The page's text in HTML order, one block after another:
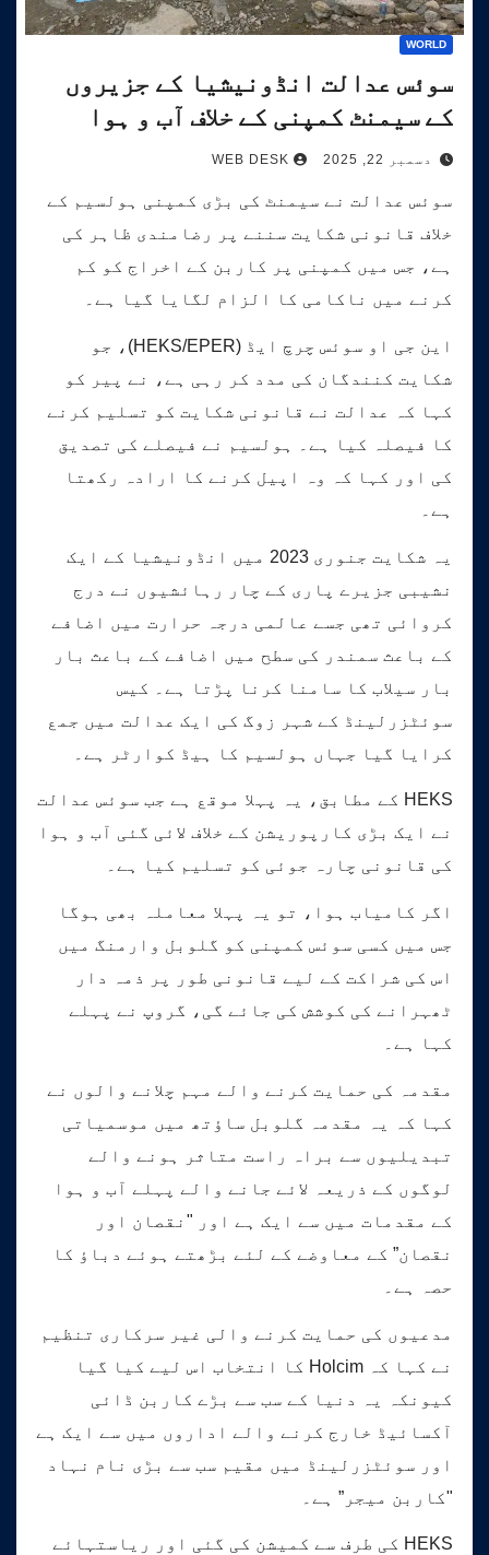
WORLD
سوئس عدالت انڈونیشیا کے جزیروں
کے سیمنٹ کمپنی کے خلاف آب و ہوا
کیس کی سماعت کرے گی۔
دسمبر 22, 2025 WEB DESK
سوئس عدالت نے سیمنٹ کی بڑی کمپنی ہولسیم کے
خلاف قانونی شکایت سننے پر رضامندی ظاہر کی
ہے، جس میں کمپنی پر کاربن کے اخراج کو کم
کرنے میں ناکامی کا الزام لگایا گیا ہے۔
این جی او سوئس چرچ ایڈ (HEKS/EPER)، جو
شکایت کنندگان کی مدد کر رہی ہے، نے پیر کو
کہا کہ عدالت نے قانونی شکایت کو تسلیم کرنے
کا فیصلہ کیا ہے۔ ہولسیم نے فیصلے کی تصدیق
کی اور کہا کہ وہ اپیل کرنے کا ارادہ رکھتا
ہے۔
یہ شکایت جنوری 2023 میں انڈونیشیا کے ایک
نشیبی جزیرے پاری کے چار رہائشیوں نے درج
کروائی تھی جسے عالمی درجہ حرارت میں اضافے
کے باعث سمندر کی سطح میں اضافے کے باعث بار
بار سیلاب کا سامنا کرنا پڑتا ہے۔ کیس
سوئٹزرلینڈ کے شہر زوگ کی ایک عدالت میں جمع
کرایا گیا جہاں ہولسیم کا ہیڈ کوارٹر ہے۔
HEKS کے مطابق، یہ پہلا موقع ہے جب سوئس عدالت
نے ایک بڑی کارپوریشن کے خلاف لائی گئی آب و ہوا
کی قانونی چارہ جوئی کو تسلیم کیا ہے۔
اگر کامیاب ہوا، تو یہ پہلا معاملہ بھی ہوگا
جس میں کسی سوئس کمپنی کو گلوبل وارمنگ میں
اس کی شراکت کے لیے قانونی طور پر ذمہ دار
ٹھہرانے کی کوشش کی جائے گی، گروپ نے پہلے
کہا ہے۔
مقدمہ کی حمایت کرنے والے مہم چلانے والوں نے
کہا کہ یہ مقدمہ گلوبل ساؤتھ میں موسمیاتی
تبدیلیوں سے براہ راست متاثر ہونے والے
لوگوں کے ذریعہ لائے جانے والے پہلے آب و ہوا
کے مقدمات میں سے ایک ہے اور "نقصان اور
نقصان” کے معاوضے کے لئے بڑھتے ہوئے دباؤ کا
حصہ ہے۔
مدعیوں کی حمایت کرنے والی غیر سرکاری تنظیم
نے کہا کہ Holcim کا انتخاب اس لیے کیا گیا
کیونکہ یہ دنیا کے سب سے بڑے کاربن ڈائی
آکسائیڈ خارج کرنے والے اداروں میں سے ایک ہے
اور سوئٹزرلینڈ میں مقیم سب سے بڑی نام نہاد
"کاربن میجر” ہے۔
HEKS کی طرف سے کمیشن کی گئی اور ریاستہائے